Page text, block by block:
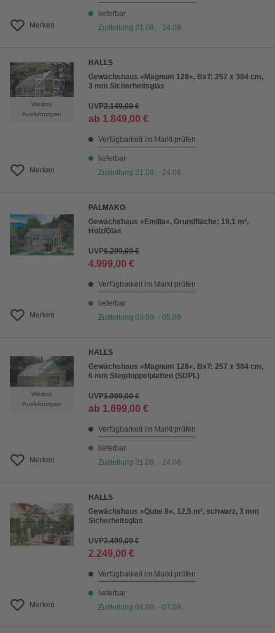
Merken
lieferbar
Zustellung 21.08. - 24.08.
Weitere
Ausführungen
Merken
HALLS
Gewächshaus »Magnum 128«, BxT: 257 x 384 cm,
3 mm Sicherheitsglas
UVP2.149,00 €
ab 1.849,00 €
Verfügbarkeit im Markt prüfen
lieferbar
Zustellung 21.08. - 24.08.
Merken
PALMAKO
Gewächshaus »Emilia«, Grundfläche: 19,1 m²,
Holz/Glas
UVP6.299,00 €
4.999,00 €
Verfügbarkeit im Markt prüfen
lieferbar
Zustellung 03.09. - 05.09.
Weitere
Ausführungen
Merken
HALLS
Gewächshaus »Magnum 128«, BxT: 257 x 384 cm,
6 mm Stegdoppelplatten (SDPL)
UVP1.999,00 €
ab 1.699,00 €
Verfügbarkeit im Markt prüfen
lieferbar
Zustellung 21.08. - 24.08.
Merken
HALLS
Gewächshaus »Qube 8«, 12,5 m², schwarz, 3 mm
Sicherheitsglas
UVP2.499,00 €
2.249,00 €
Verfügbarkeit im Markt prüfen
lieferbar
Zustellung 04.09. - 07.09.